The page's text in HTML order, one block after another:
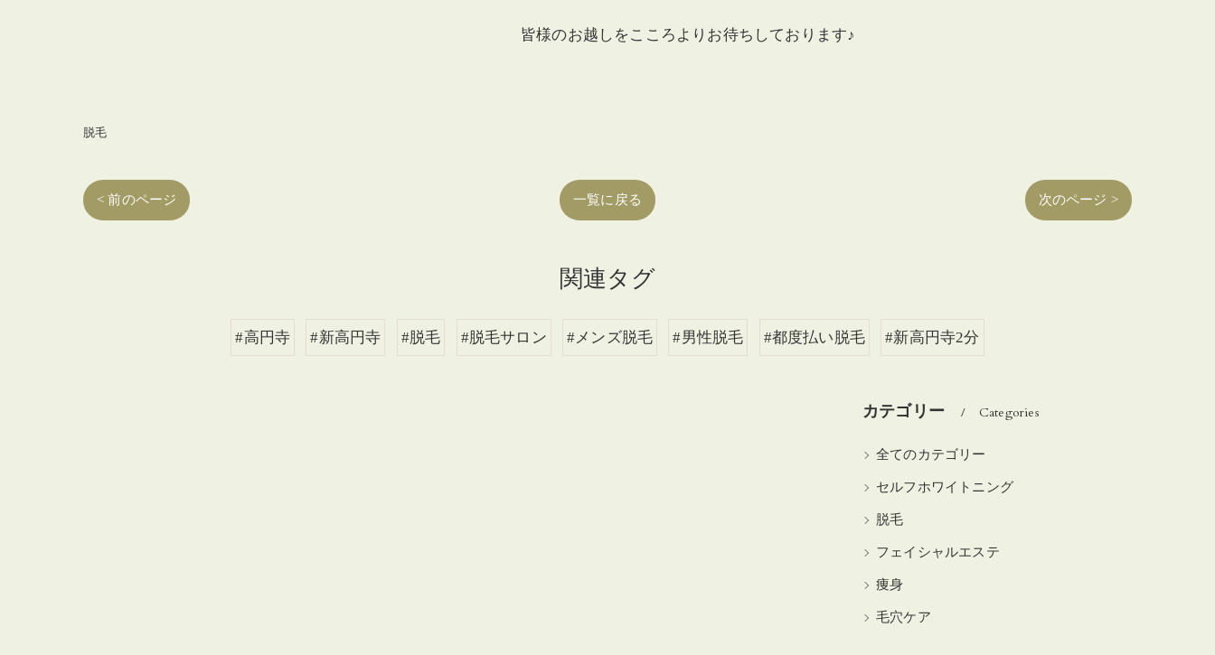
皆様のお越しをこころよりお待ちしております♪
脱毛
< 前のページ 一覧に戻る 次のページ >
関連タグ
#高円寺 #新高円寺 #脱毛 #脱毛サロン #メンズ脱毛 #男性脱毛 #都度払い脱毛 #新高円寺2分
カテゴリー Categories
全てのカテゴリー
セルフホワイトニング
脱毛
フェイシャルエステ
痩身
毛穴ケア